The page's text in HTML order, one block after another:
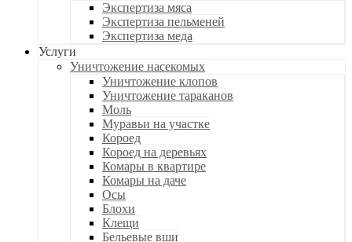
Экспертиза мяса
Экспертиза пельменей
Экспертиза меда
Услуги
Уничтожение насекомых
Уничтожение клопов
Уничтожение тараканов
Моль
Муравьи на участке
Короед
Короед на деревьях
Комары в квартире
Комары на даче
Осы
Блохи
Клещи
Бельевые вши